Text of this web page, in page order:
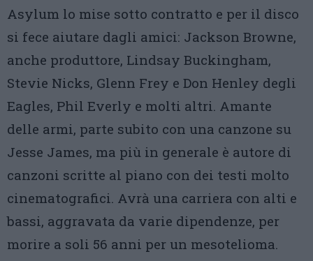
Asylum lo mise sotto contratto e per il disco
si fece aiutare dagli amici: Jackson Browne,
anche produttore, Lindsay Buckingham,
Stevie Nicks, Glenn Frey e Don Henley degli
Eagles, Phil Everly e molti altri. Amante
delle armi, parte subito con una canzone su
Jesse James, ma più in generale è autore di
canzoni scritte al piano con dei testi molto
cinematografici. Avrà una carriera con alti e
bassi, aggravata da varie dipendenze, per
morire a soli 56 anni per un mesotelioma.